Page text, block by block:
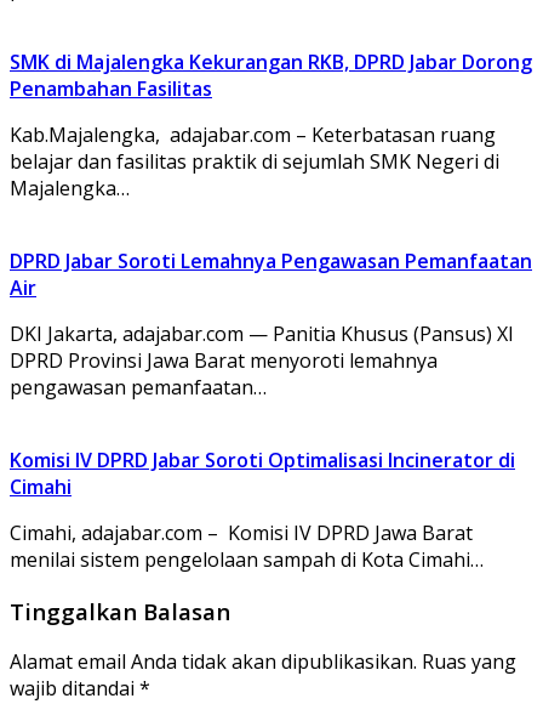
SMK di Majalengka Kekurangan RKB, DPRD Jabar Dorong
Penambahan Fasilitas
Kab.Majalengka, adajabar.com – Keterbatasan ruang
belajar dan fasilitas praktik di sejumlah SMK Negeri di
Majalengka…
DPRD Jabar Soroti Lemahnya Pengawasan Pemanfaatan
Air
DKI Jakarta, adajabar.com — Panitia Khusus (Pansus) XI
DPRD Provinsi Jawa Barat menyoroti lemahnya
pengawasan pemanfaatan…
Komisi IV DPRD Jabar Soroti Optimalisasi Incinerator di
Cimahi
Cimahi, adajabar.com – Komisi IV DPRD Jawa Barat
menilai sistem pengelolaan sampah di Kota Cimahi…
Tinggalkan Balasan
Alamat email Anda tidak akan dipublikasikan. Ruas yang
wajib ditandai *